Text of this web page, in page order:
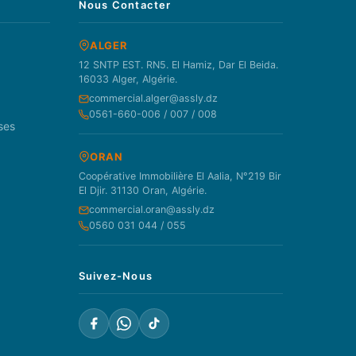
Nous Contacter
ALGER
12 SNTP EST. RN5. El Hamiz, Dar El Beida.
16033 Alger, Algérie.
commercial.alger@assly.dz
0561-660-006 / 007 / 008
ORAN
Coopérative Immobilière El Aalia, N°219 Bir
El Djir. 31130 Oran, Algérie.
commercial.oran@assly.dz
0560 031 044 / 055
Suivez-Nous